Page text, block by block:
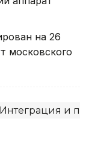
на 26
московского
Интеграция и